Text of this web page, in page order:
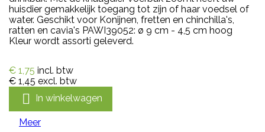
huisdier gemakkelijk toegang tot zijn of haar voedsel of
water. Geschikt voor Konijnen, fretten en chinchilla's,
ratten en cavia's PAWI39052: ø 9 cm - 4,5 cm hoog
Kleur wordt assorti geleverd.
€ 1,75 incl. btw
€ 1,45 excl. btw
 In winkelwagen
Meer